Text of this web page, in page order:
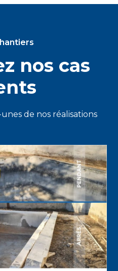
nos cas
de nos réalisations